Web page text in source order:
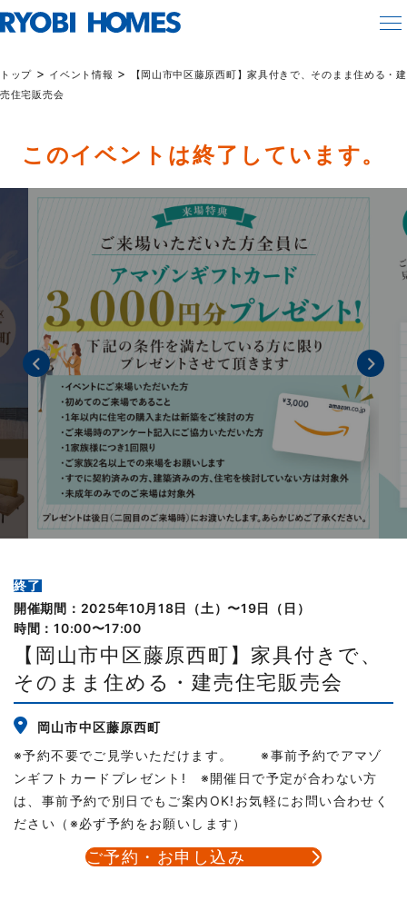
トップ > イベント情報 >
【岡山市中区藤原西町】家具付きで、そのまま住める・建
売住宅販売会
このイベントは終了しています。
終了
開催期間：2025年10月18日（土）〜19日（日）
時間：10:00〜17:00
【岡山市中区藤原西町】家具付きで、
そのまま住める・建売住宅販売会
岡山市中区藤原西町
※予約不要でご見学いただけます。 ※事前予約でアマゾ
ンギフトカードプレゼント! ※開催日で予定が合わない方
は、事前予約で別日でもご案内OK!お気軽にお問い合わせく
ださい（※必ず予約をお願いします）
ご予約・お申し込み